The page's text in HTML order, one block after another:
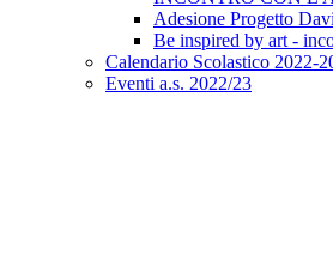
Adesione Progetto
Be inspired by art -
Calendario Scolastico 2022-
Eventi a.s. 2022/23